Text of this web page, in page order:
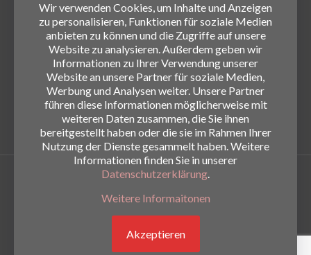
Impressum
Datenschutz
Wir verwenden Cookies, um Inhalte und Anzeigen
zu personalisieren, Funktionen für soziale Medien
anbieten zu können und die Zugriffe auf unsere
Website zu analysieren. Außerdem geben wir
Informationen zu Ihrer Verwendung unserer
Website an unsere Partner für soziale Medien,
Werbung und Analysen weiter. Unsere Partner
führen diese Informationen möglicherweise mit
weiteren Daten zusammen, die Sie ihnen
bereitgestellt haben oder die sie im Rahmen Ihrer
Nutzung der Dienste gesammelt haben. Weitere
Informationen finden Sie in unserer
Datenschutzerklärung.
Weitere Informaitonen
Akzeptieren